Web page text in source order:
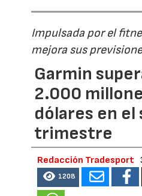
Impulsada por el
mejora sus
Garmin
2.000
dólares en el
trimestre
Redacción Tradesport
1208